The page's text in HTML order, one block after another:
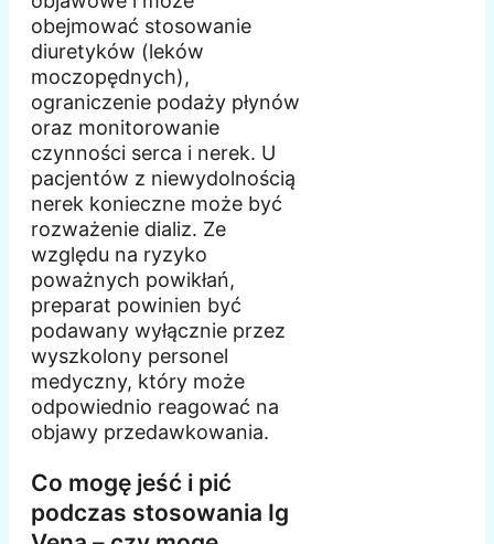
obejmować stosowanie
diuretyków (leków
moczopędnych),
ograniczenie podaży płynów
oraz monitorowanie
czynności serca i nerek. U
pacjentów z niewydolnością
nerek konieczne może być
rozważenie dializ. Ze
względu na ryzyko
poważnych powikłań,
preparat powinien być
podawany wyłącznie przez
wyszkolony personel
medyczny, który może
odpowiednio reagować na
objawy przedawkowania.
Co mogę jeść i pić
podczas stosowania Ig